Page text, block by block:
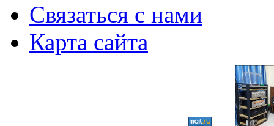
Связаться с нами
Карта сайта